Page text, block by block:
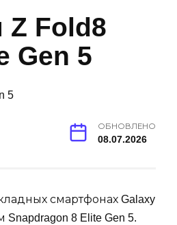
Z Fold8
Gen 5
ОБНОВЛЕНО
08.07.2026
смартфонах Galaxy
8 Elite Gen 5.